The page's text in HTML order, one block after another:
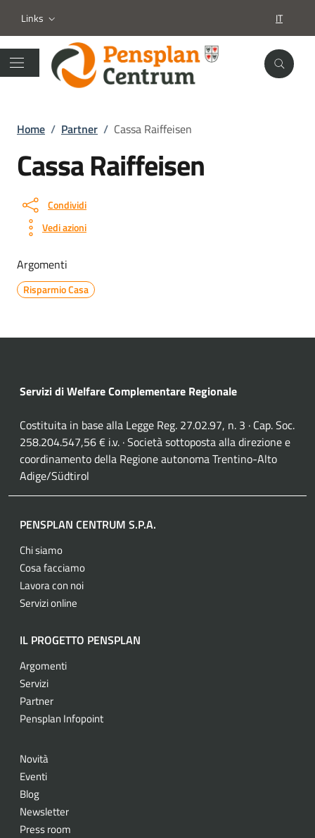
Links IT
Home / Partner / Cassa Raiffeisen
Cassa Raiffeisen
Condividi
Vedi azioni
Argomenti
Risparmio Casa
Servizi di Welfare Complementare Regionale
Costituita in base alla Legge Reg. 27.02.97, n. 3 · Cap. Soc.
258.204.547,56 € i.v. · Società sottoposta alla direzione e
coordinamento della Regione autonoma Trentino-Alto
Adige/Südtirol
PENSPLAN CENTRUM S.P.A.
Chi siamo
Cosa facciamo
Lavora con noi
Servizi online
IL PROGETTO PENSPLAN
Argomenti
Servizi
Partner
Pensplan Infopoint
Novità
Eventi
Blog
Newsletter
Press room